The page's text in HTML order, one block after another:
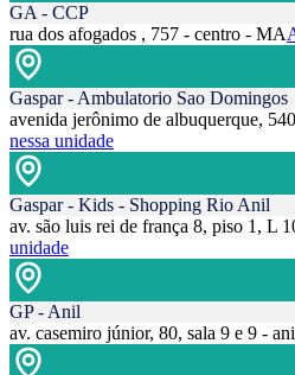
GA - CCP
rua dos afogados , 757 - centro - MA
Gaspar - Ambulatorio Sao Domingos
avenida jerônimo de albuquerque,
nessa unidade
Gaspar - Kids - Shopping Rio Anil
av. são luis rei de frança 8, piso 1, L
unidade
GP - Anil
av. casemiro júnior, 80, sala 9 e 9 -